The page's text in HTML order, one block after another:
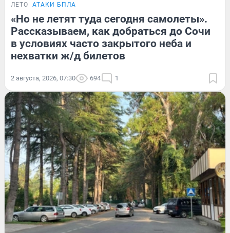
ЛЕТО АТАКИ БПЛА
«Но не летят туда сегодня самолеты».
Рассказываем, как добраться до Сочи
в условиях часто закрытого неба и
нехватки ж/д билетов
2 августа, 2026, 07:30 694 1